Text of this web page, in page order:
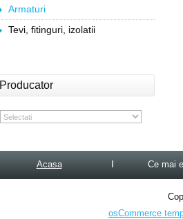
Armaturi
Tevi, fitinguri, izolatii
Producator
Acasa Ce mai
osCommerce